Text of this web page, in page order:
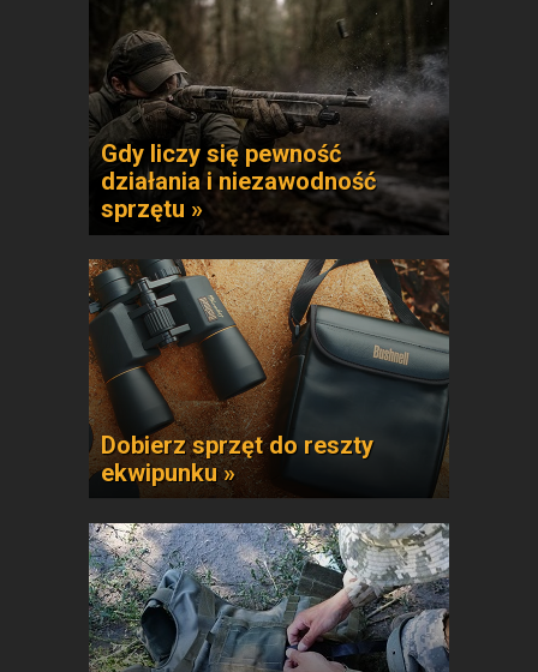
Gdy liczy się pewność
działania i niezawodność
sprzętu »
Dobierz sprzęt do reszty
ekwipunku »